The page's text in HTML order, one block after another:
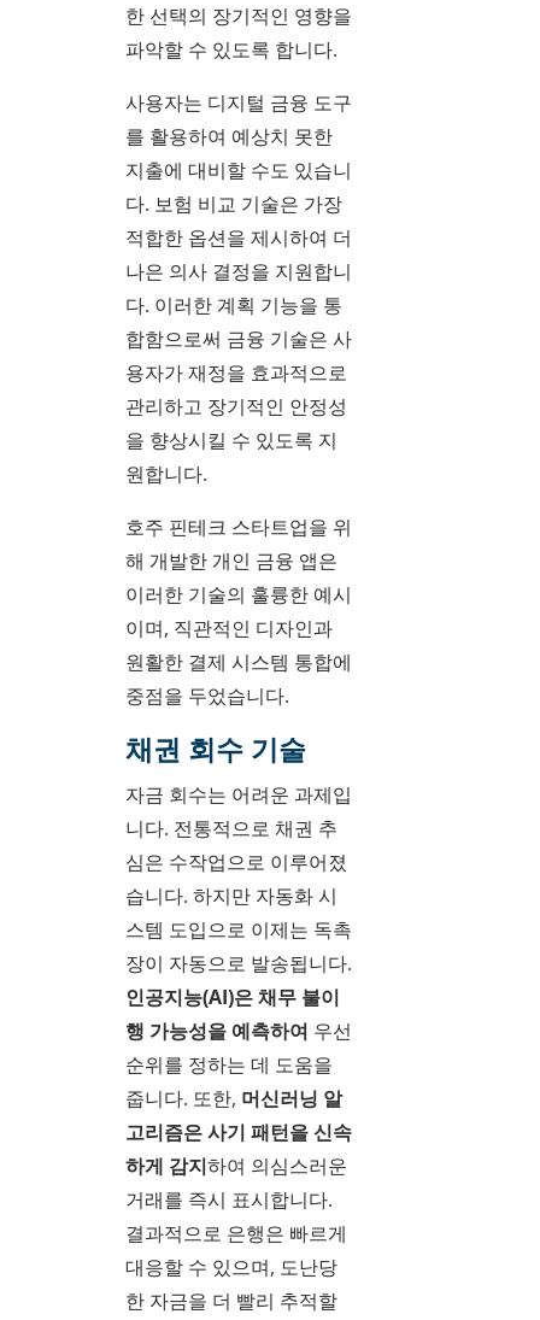
한 선택의 장기적인 영향을
파악할 수 있도록 합니다.
사용자는 디지털 금융 도구
를 활용하여 예상치 못한
지출에 대비할 수도 있습니
다. 보험 비교 기술은 가장
적합한 옵션을 제시하여 더
나은 의사 결정을 지원합니
다. 이러한 계획 기능을 통
합함으로써 금융 기술은 사
용자가 재정을 효과적으로
관리하고 장기적인 안정성
을 향상시킬 수 있도록 지
원합니다.
호주 핀테크 스타트업을 위
해 개발한 개인 금융 앱은
이러한 기술의 훌륭한 예시
이며, 직관적인 디자인과
원활한 결제 시스템 통합에
중점을 두었습니다.
채권 회수 기술
자금 회수는 어려운 과제입
니다. 전통적으로 채권 추
심은 수작업으로 이루어졌
습니다. 하지만 자동화 시
스템 도입으로 이제는 독촉
장이 자동으로 발송됩니다.
인공지능(AI)은 채무 불이
행 가능성을 예측하여 우선
순위를 정하는 데 도움을
줍니다. 또한, 머신러닝 알
고리즘은 사기 패턴을 신속
하게 감지하여 의심스러운
거래를 즉시 표시합니다.
결과적으로 은행은 빠르게
대응할 수 있으며, 도난당
한 자금을 더 빨리 추적할